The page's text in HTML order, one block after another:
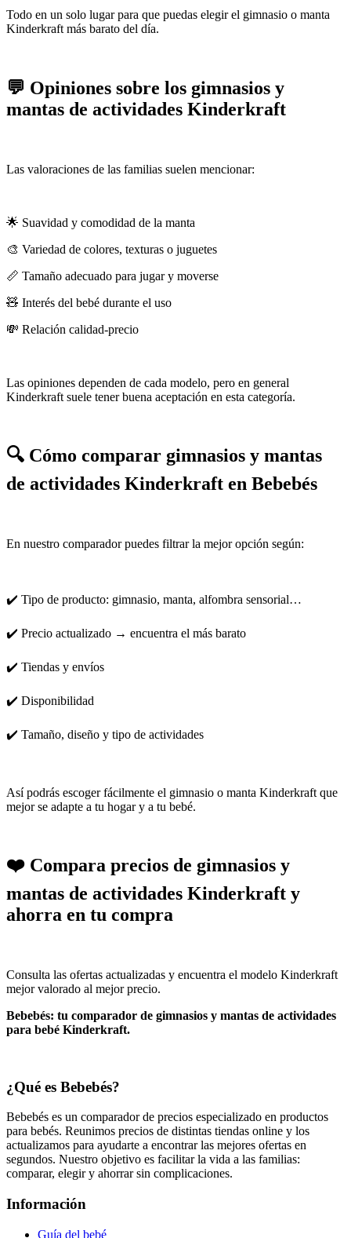
Todo en un solo lugar para que puedas elegir el gimnasio o manta
Kinderkraft más barato del día.
💬 Opiniones sobre los gimnasios y
mantas de actividades Kinderkraft
Las valoraciones de las familias suelen mencionar:
🌟 Suavidad y comodidad de la manta
🎨 Variedad de colores, texturas o juguetes
📏 Tamaño adecuado para jugar y moverse
🧸 Interés del bebé durante el uso
💸 Relación calidad-precio
Las opiniones dependen de cada modelo, pero en general
Kinderkraft suele tener buena aceptación en esta categoría.
🔍 Cómo comparar gimnasios y mantas
de actividades Kinderkraft en Bebebés
En nuestro comparador puedes filtrar la mejor opción según:
✔️ Tipo de producto: gimnasio, manta, alfombra sensorial…
✔️ Precio actualizado → encuentra el más barato
✔️ Tiendas y envíos
✔️ Disponibilidad
✔️ Tamaño, diseño y tipo de actividades
Así podrás escoger fácilmente el gimnasio o manta Kinderkraft que
mejor se adapte a tu hogar y a tu bebé.
❤️ Compara precios de gimnasios y
mantas de actividades Kinderkraft y
ahorra en tu compra
Consulta las ofertas actualizadas y encuentra el modelo Kinderkraft
mejor valorado al mejor precio.
Bebebés: tu comparador de gimnasios y mantas de actividades
para bebé Kinderkraft.
¿Qué es Bebebés?
Bebebés es un comparador de precios especializado en productos
para bebés. Reunimos precios de distintas tiendas online y los
actualizamos para ayudarte a encontrar las mejores ofertas en
segundos. Nuestro objetivo es facilitar la vida a las familias:
comparar, elegir y ahorrar sin complicaciones.
Información
Guía del bebé